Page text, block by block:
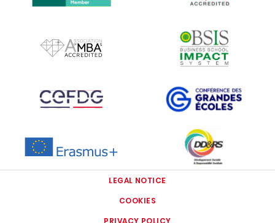
IMAGE
IMAGE
IMAGE
IMAGE IMAGE
LEGAL NOTICE
COOKIES
PRIVACY POLICY